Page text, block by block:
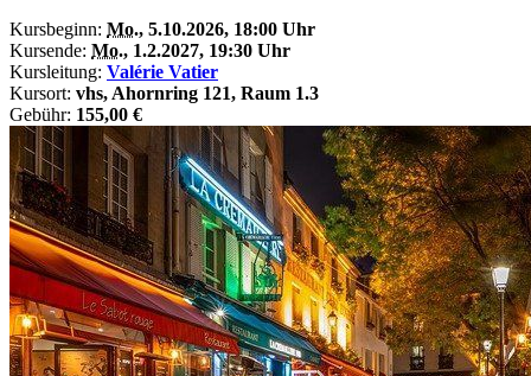
Kursbeginn: Mo., 5.10.2026, 18:00 Uhr
Kursende: Mo., 1.2.2027, 19:30 Uhr
Kursleitung: Valérie Vatier
Kursort: vhs, Ahornring 121, Raum 1.3
Gebühr: 155,00 €